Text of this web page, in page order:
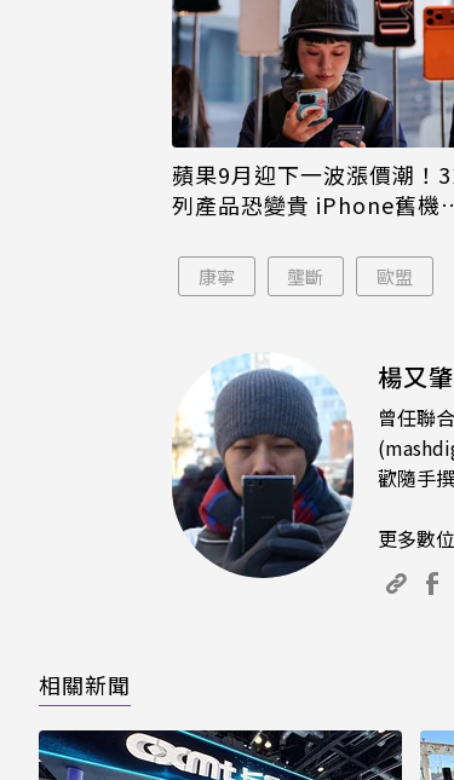
蘋果9月迎下一波漲價潮！
列產品恐變貴 iPhone舊機
康寧 壟斷 歐盟
楊又肇
曾任聯
歡隨手
更多數
相關新聞